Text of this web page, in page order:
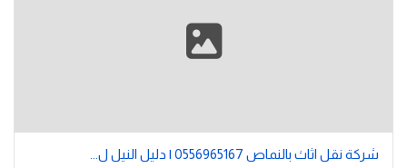
شركة نقل اثاث بالنماص 0556965167 | دليل النيل ل...